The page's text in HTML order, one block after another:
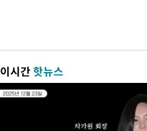
이시간핫뉴스